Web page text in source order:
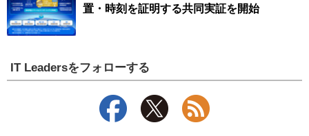
置・時刻を証明する共同実証を開始
IT Leadersをフォローする